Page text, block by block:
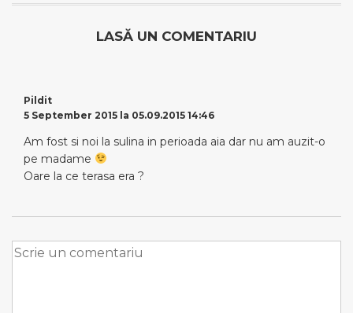
LASĂ UN COMENTARIU
Pildit
5 September 2015 la 05.09.2015 14:46
Am fost si noi la sulina in perioada aia dar nu am auzit-o
pe madame
Oare la ce terasa era ?